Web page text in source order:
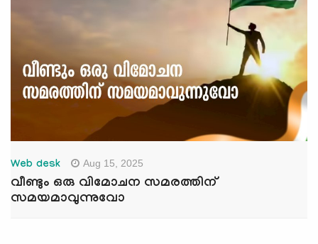
Web desk Aug 15, 2025
വീണ്ടും ഒരു വിമോചന സമരത്തിന്
സമയമാവുന്നുവോ